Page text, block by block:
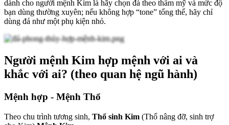
dành cho người mệnh Kim là hãy chọn đá theo thẩm mỹ và mức độ
bạn dùng thường xuyên; nếu không hợp “tone” tổng thể, hãy chỉ
dùng đá như một phụ kiện nhỏ.
Người mệnh Kim hợp mệnh với ai và
khắc với ai? (theo quan hệ ngũ hành)
Mệnh hợp - Mệnh Thổ
Theo chu trình tương sinh, Thổ sinh Kim (Thổ nâng đỡ, sinh trợ